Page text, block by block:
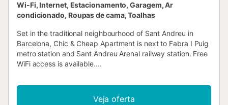
Wi-Fi, Internet, Estacionamento, Garagem, Ar
condicionado, Roupas de cama, Toalhas
Set in the traditional neighbourhood of Sant Andreu in
Barcelona, Chic & Cheap Apartment is next to Fabra I Puig
metro station and Sant Andreu Arenal railway station. Free
WiFi access is available....
Veja oferta